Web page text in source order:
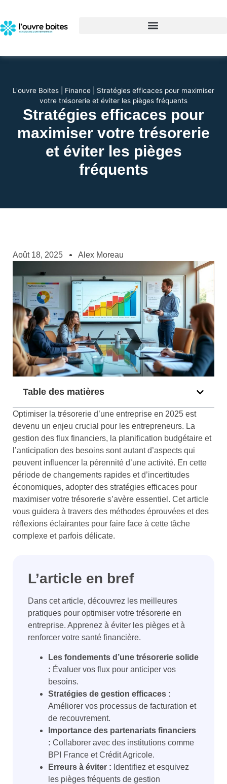
L'ouvre Boites Finance
Stratégies efficaces pour maximiser
votre trésorerie et éviter les pièges fréquents
Stratégies efficaces pour
maximiser votre trésorerie
et éviter les pièges
fréquents
Août 18, 2025 Alex Moreau
Table des matières
Optimiser la trésorerie d’une entreprise en 2025 est
devenu un enjeu crucial pour les entrepreneurs. La
gestion des flux financiers, la planification budgétaire et
l’anticipation des besoins sont autant d’aspects qui
peuvent influencer la pérennité d’une activité. En cette
période de changements rapides et d’incertitudes
économiques, adopter des stratégies efficaces pour
maximiser votre trésorerie s’avère essentiel. Cet article
vous guidera à travers des méthodes éprouvées et des
réflexions éclairantes pour faire face à cette tâche
complexe et parfois délicate.
L’article en bref
Dans cet article, découvrez les meilleures
pratiques pour optimiser votre trésorerie en
entreprise. Apprenez à éviter les pièges et à
renforcer votre santé financière.
Les fondements d’une trésorerie solide
: Évaluer vos flux pour anticiper vos
besoins.
Stratégies de gestion efficaces :
Améliorer vos processus de facturation et
de recouvrement.
Importance des partenariats financiers
: Collaborer avec des institutions comme
BPI France et Crédit Agricole.
Erreurs à éviter : Identifiez et esquivez
les pièges fréquents de gestion